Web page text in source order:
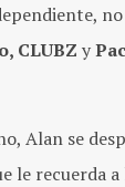
CLUBZ y
Alan se
le recuerda a